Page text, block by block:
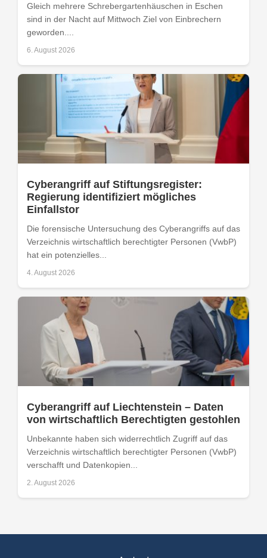
Gleich mehrere Schrebergartenhäuschen in Eschen
sind in der Nacht auf Mittwoch Ziel von Einbrechern
geworden....
6. August 2026
Cyberangriff auf Stiftungsregister:
Regierung identifiziert mögliches
Einfallstor
Die forensische Untersuchung des Cyberangriffs auf das
Verzeichnis wirtschaftlich berechtigter Personen (VwbP)
hat ein potenzielles...
4. August 2026
Cyberangriff auf Liechtenstein – Daten
von wirtschaftlich Berechtigten gestohlen
Unbekannte haben sich widerrechtlich Zugriff auf das
Verzeichnis wirtschaftlich berechtigter Personen (VwbP)
verschafft und Datenkopien...
2. August 2026